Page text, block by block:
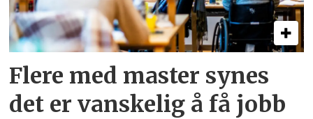
Flere med master synes
det er vanskelig å få jobb